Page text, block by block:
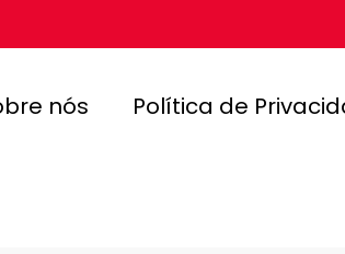
nós Política de